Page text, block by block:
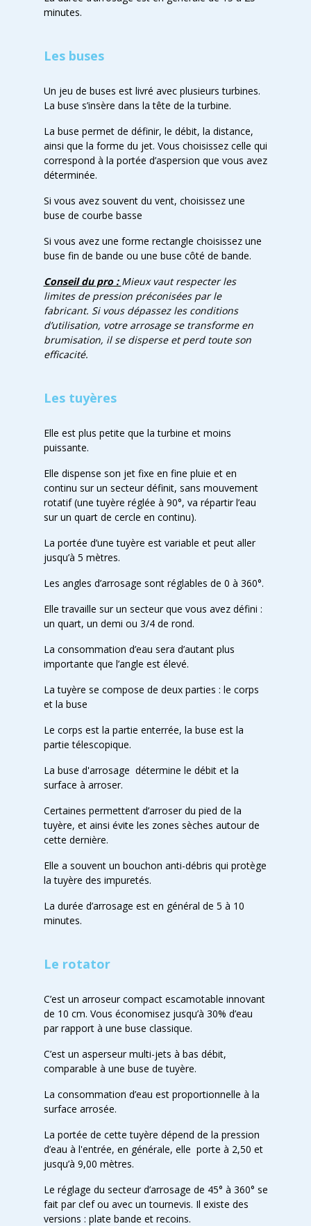
minutes.
Les buses
Un jeu de buses est livré avec plusieurs turbines.
La buse s’insère dans la tête de la turbine.
La buse permet de définir, le débit, la distance,
ainsi que la forme du jet. Vous choisissez celle qui
correspond à la portée d’aspersion que vous avez
déterminée.
Si vous avez souvent du vent, choisissez une
buse de courbe basse
Si vous avez une forme rectangle choisissez une
buse fin de bande ou une buse côté de bande.
Conseil du pro : Mieux vaut respecter les
limites de pression préconisées par le
fabricant. Si vous dépassez les conditions
d’utilisation, votre arrosage se transforme en
brumisation, il se disperse et perd toute son
efficacité.
Les tuyères
Elle est plus petite que la turbine et moins
puissante.
Elle dispense son jet fixe en fine pluie et en
continu sur un secteur définit, sans mouvement
rotatif (une tuyère réglée à 90°, va répartir l’eau
sur un quart de cercle en continu).
La portée d’une tuyère est variable et peut aller
jusqu’à 5 mètres.
Les angles d’arrosage sont réglables de 0 à 360°.
Elle travaille sur un secteur que vous avez défini :
un quart, un demi ou 3/4 de rond.
La consommation d’eau sera d’autant plus
importante que l’angle est élevé.
La tuyère se compose de deux parties : le corps
et la buse
Le corps est la partie enterrée, la buse est la
partie télescopique.
La buse d'arrosage détermine le débit et la
surface à arroser.
Certaines permettent d’arroser du pied de la
tuyère, et ainsi évite les zones sèches autour de
cette dernière.
Elle a souvent un bouchon anti-débris qui protège
la tuyère des impuretés.
La durée d’arrosage est en général de 5 à 10
minutes.
Le rotator
C’est un arroseur compact escamotable innovant
de 10 cm. Vous économisez jusqu’à 30% d’eau
par rapport à une buse classique.
C’est un asperseur multi-jets à bas débit,
comparable à une buse de tuyère.
La consommation d’eau est proportionnelle à la
surface arrosée.
La portée de cette tuyère dépend de la pression
d’eau à l'entrée, en générale, elle porte à 2,50 et
jusqu’à 9,00 mètres.
Le réglage du secteur d’arrosage de 45° à 360° se
fait par clef ou avec un tournevis. Il existe des
versions : plate bande et recoins.